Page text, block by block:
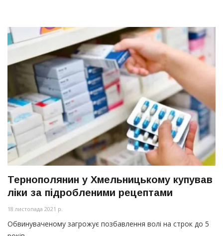
Тернополянин у Хмельницькому купував
ліки за підробленими рецептами
18 листопада 2021 р.
Обвинуваченому загрожує позбавлення волі на строк до 5